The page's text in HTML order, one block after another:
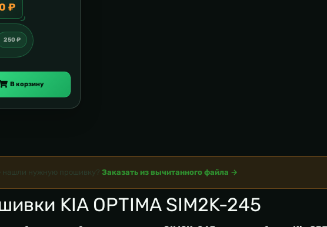
₽
250 ₽
В корзину
нашли нужную прошивку? Заказать из вычитанного файла →
KIA OPTIMA SIM2K-245